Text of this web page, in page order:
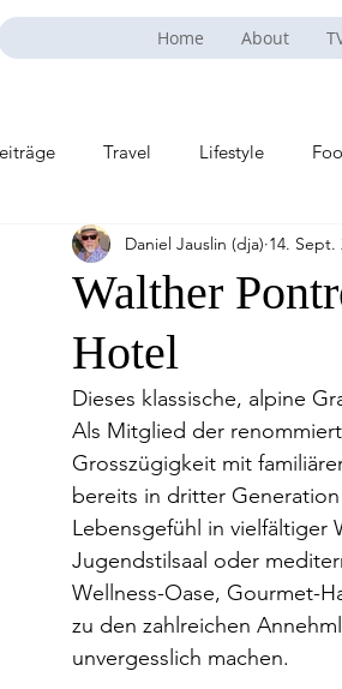
Home About
Travel Lifestyle
Walther
Hotel
Daniel Jauslin (dja) 14. Sept.
Dieses klassische, alpine
Als Mitglied der
Grosszügigkeit mit
bereits in dritter
Lebensgefühl in vielfältiger
Jugendstilsaal oder
Wellness-Oase, Gourmet-
zu den zahlreichen
unvergesslich machen.